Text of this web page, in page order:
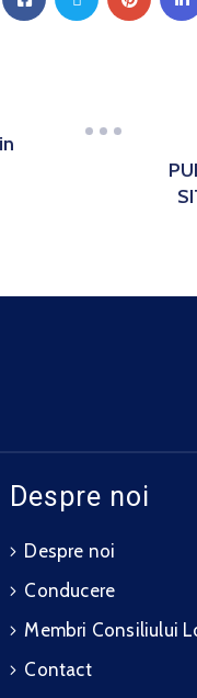
Despre noi
Despre noi
Conducere
Membri Consiliului
Contact